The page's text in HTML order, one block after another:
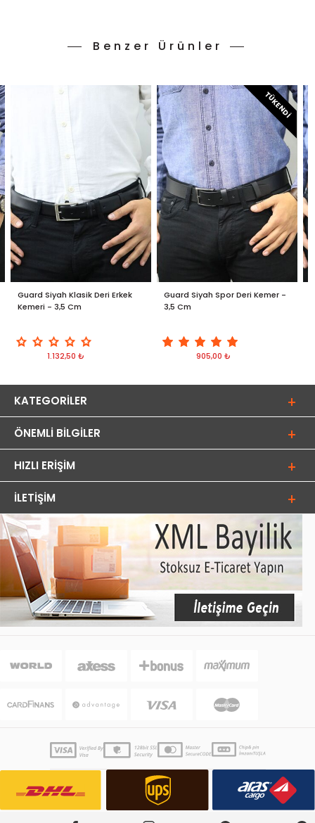
Benzer Ürünler
Guard Siyah Klasik Deri Erkek
Kemeri - 3,5 Cm
1.132,50 ₺
TÜKENDI
Guard Siyah Spor Deri Kemer -
3,5 Cm
905,00 ₺
KATEGORILER
ÖNEMLI BILGILER
HIZLI ERIŞIM
İLETIŞIM